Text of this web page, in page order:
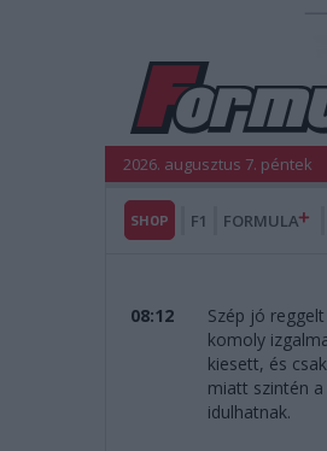
2026. augusztus 7. péntek
SHOP F1 FORMULA
08:12
Szép jó
komoly
kiesett, és
miatt szintén
idulhatnak.